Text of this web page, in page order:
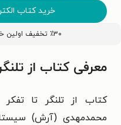
خرید کتاب
٪۳۰ تخفیف اولین خرید کتاب با کد
معرفی کتاب از
کتاب از تلنگر تا
محمدمهدی (آرش)